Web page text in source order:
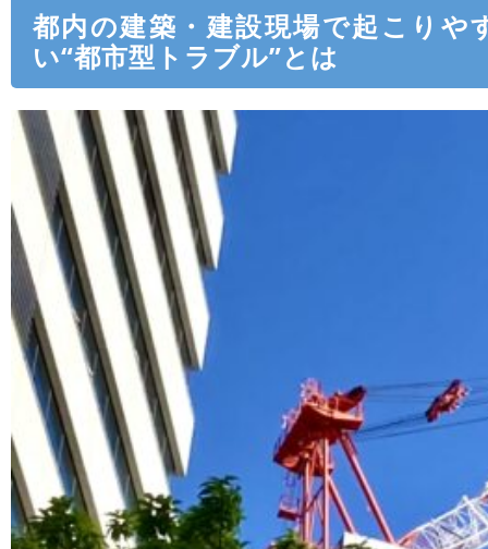
都内の建築・建設現場で起こりや
い“都市型トラブル”とは